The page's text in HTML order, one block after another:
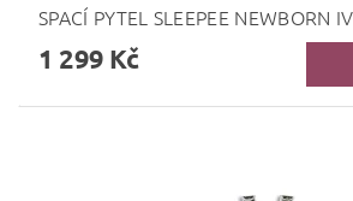
SPACÍ PYTEL SLEEPEE NEWBORN
1 299 Kč